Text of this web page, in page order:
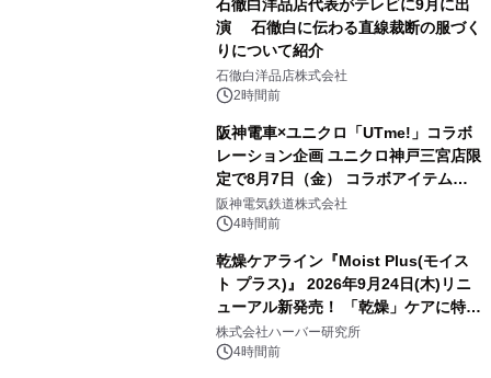
石徹白洋品店代表がテレビに9月に出
演 石徹白に伝わる直線裁断の服づく
りについて紹介
石徹白洋品店株式会社
2時間前
阪神電車×ユニクロ「UTme!」コラボ
レーション企画 ユニクロ神戸三宮店限
定で8月7日（金） コラボアイテムが
発売決定！
阪神電気鉄道株式会社
4時間前
乾燥ケアライン『Moist Plus(モイス
ト プラス)』 2026年9月24日(木)リニ
ューアル新発売！ 「乾燥」ケアに特化
し、ライン使いで潤いに満ちた肌へ
株式会社ハーバー研究所
4時間前